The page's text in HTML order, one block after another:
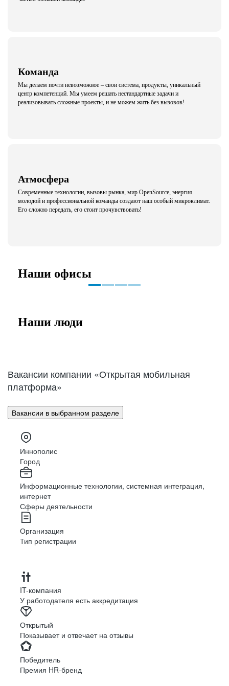
Команда
Мы делаем почти невозможное – свои система, продукты, уникальный
центр компетенций. Мы умеем решать нестандартные задачи и
реализовывать сложные проекты, и не можем жить без вызовов!
Атмосфера
Современные технологии, вызовы рынка, мир OpenSource, энергия
молодой и профессиональной команды создают наш особый микроклимат.
Его сложно передать, его стоит прочувствовать!
Наши офисы
Москва
Наши люди
Вакансии компании «Открытая мобильная
платформа»
Вакансии в выбранном разделе
Иннополис
Город
Информационные технологии, системная интеграция,
интернет
Сферы деятельности
Организация
Тип регистрации
IT-компания
У работодателя есть аккредитация
Открытый
Показывает и отвечает на отзывы
Победитель
Премия HR-бренд